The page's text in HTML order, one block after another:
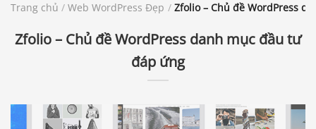
Trang chủ / Web WordPress Đẹp / Zfolio – Chủ đề WordPress
Zfolio – Chủ đề WordPress danh mục đầu tư
đáp ứng